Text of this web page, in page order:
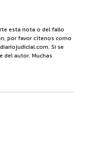
esta nota o del fallo
por favor cítenos como
Si se
del autor. Muchas